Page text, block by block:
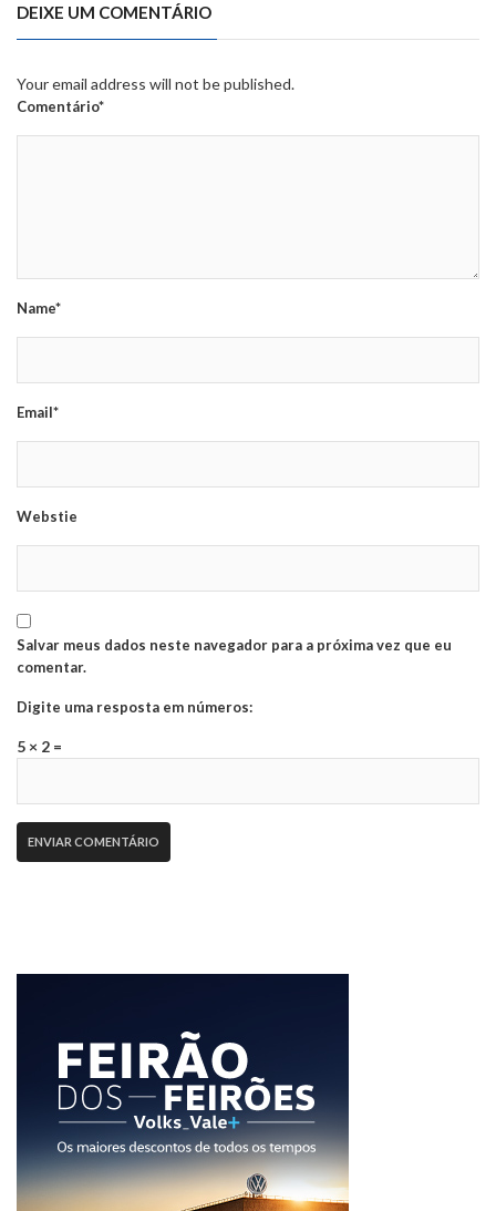
DEIXE UM COMENTÁRIO
Your email address will not be published.
Comentário*
Name*
Email*
Webstie
Salvar meus dados neste navegador para a próxima vez que eu
comentar.
Digite uma resposta em números:
5 × 2 =